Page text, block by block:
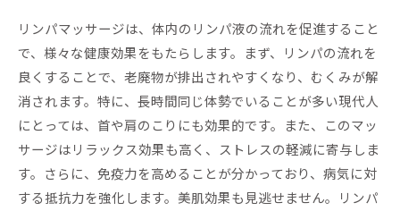
リンパマッサージは、体内のリンパ液の流れを促進すること
で、様々な健康効果をもたらします。まず、リンパの流れを
良くすることで、老廃物が排出されやすくなり、むくみが解
消されます。特に、長時間同じ体勢でいることが多い現代人
にとっては、首や肩のこりにも効果的です。また、このマッ
サージはリラックス効果も高く、ストレスの軽減に寄与しま
す。さらに、免疫力を高めることが分かっており、病気に対
する抵抗力を強化します。美肌効果も見逃せません。リンパ